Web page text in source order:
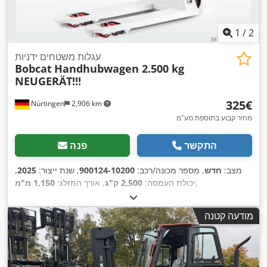
1 /2
Nürtingen 2,906 km
עגלות משטחים ידניות
Bobcat Handhubwagen 2.500 kg
NEUGERÄT!!!
‏325 ‏€
מחיר קבוע בתוספת מע"מ
פנה התקשר
מצב: חדש, מספר מכונה/רכב: 900124-10200, שנת ייצור: 2025
,
יכולת העמסה: 2,500 ק"ג , אורך המזלג: 1,150 מ"מ ,
מודעה קטנה